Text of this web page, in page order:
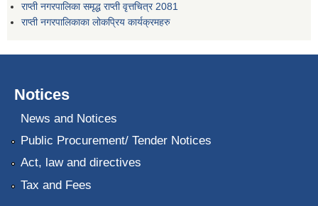
राप्ती नगरपालिका समृद्ध राप्ती वृत्तचित्र 2081
राप्ती नगरपालिकाका लोकप्रिय कार्यक्रमहरु
Notices
News and Notices
Public Procurement/ Tender Notices
Act, law and directives
Tax and Fees